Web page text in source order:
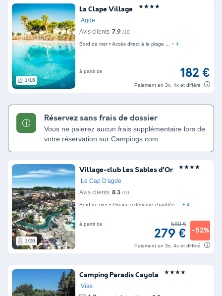
1/16
La Clape Village
★★★★
Agde
Avis clients 7.9 /10
Bord de mer Accès direct à la plage + 4
à partir de 182 €
Paiement en 3x, 4x et différé
1/20
Village-club Les Sables d'Or
★★★★
Le Cap D'agde
Avis clients 8.3 /10
Bord de mer Piscine extérieure chauffée + 4
à partir de 580 €
279 € -52%
Paiement en 3x, 4x et différé
Camping Paradis Cayola
★★★★
Vias
Réservez sans frais de dossier
Vous ne paierez aucun frais supplémentaire lors de
votre réservation sur Campings.com